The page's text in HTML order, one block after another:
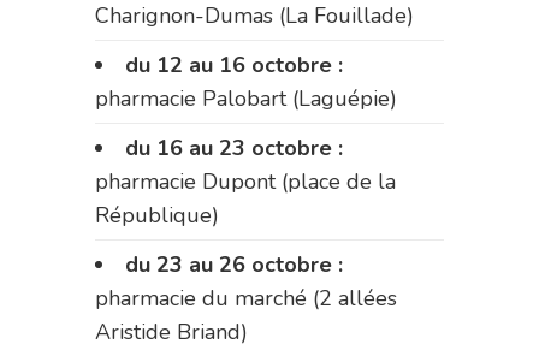
Charignon-Dumas (La Fouillade)
du 12 au 16 octobre :
pharmacie Palobart (Laguépie)
du 16 au 23 octobre :
pharmacie Dupont (place de la
République)
du 23 au 26 octobre :
pharmacie du marché (2 allées
Aristide Briand)